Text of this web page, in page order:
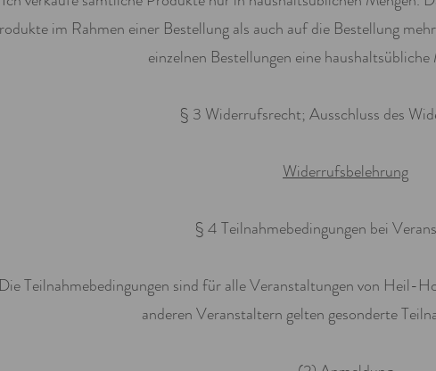
im Rahmen einer Bestellung als auch auf die Bestellung
einzelnen Bestellungen eine haushaltsübliche
§ 3 Widerrufsrecht; Ausschluss des
Widerrufsbelehrung
§ 4 Teilnahmebedingungen bei
Teilnahmebedingungen sind für alle Veranstaltungen von Heil-
anderen Veranstaltern gelten gesonderte